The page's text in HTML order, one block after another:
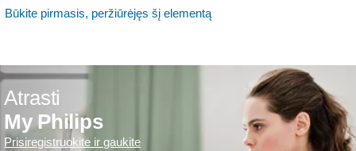
Būkite pirmasis, peržiūrėjęs šį elementą
Atrasti
My Philips
Prisiregistruokite ir gaukite